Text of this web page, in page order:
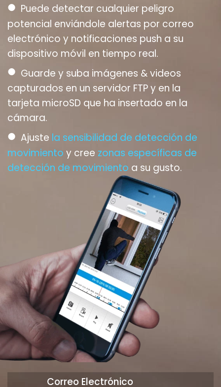
● Puede detectar cualquier peligro
potencial enviándole alertas por correo
electrónico y notificaciones push a su
dispositivo móvil en tiempo real.
● Guarde y suba imágenes & videos
capturados en un servidor FTP y en la
tarjeta microSD que ha insertado en la
cámara.
● Ajuste la sensibilidad de detección de
movimiento y cree zonas específicas de
detección de movimiento a su gusto.
Correo Electrónico